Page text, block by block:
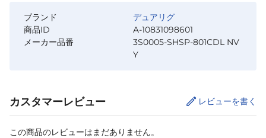
ブランド
デュアリグ
商品ID
A-10831098601
メーカー品番
3S0005-SHSP-801CDL NV
Y
カスタマーレビュー レビューを書く
この商品のレビューはまだありません。